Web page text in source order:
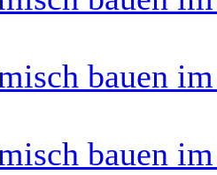
bauen
bauen